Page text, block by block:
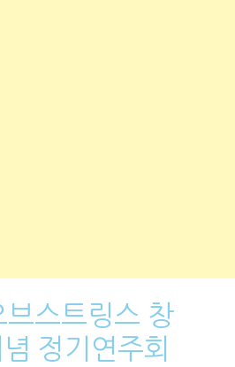
스트링스 창
정기연주회